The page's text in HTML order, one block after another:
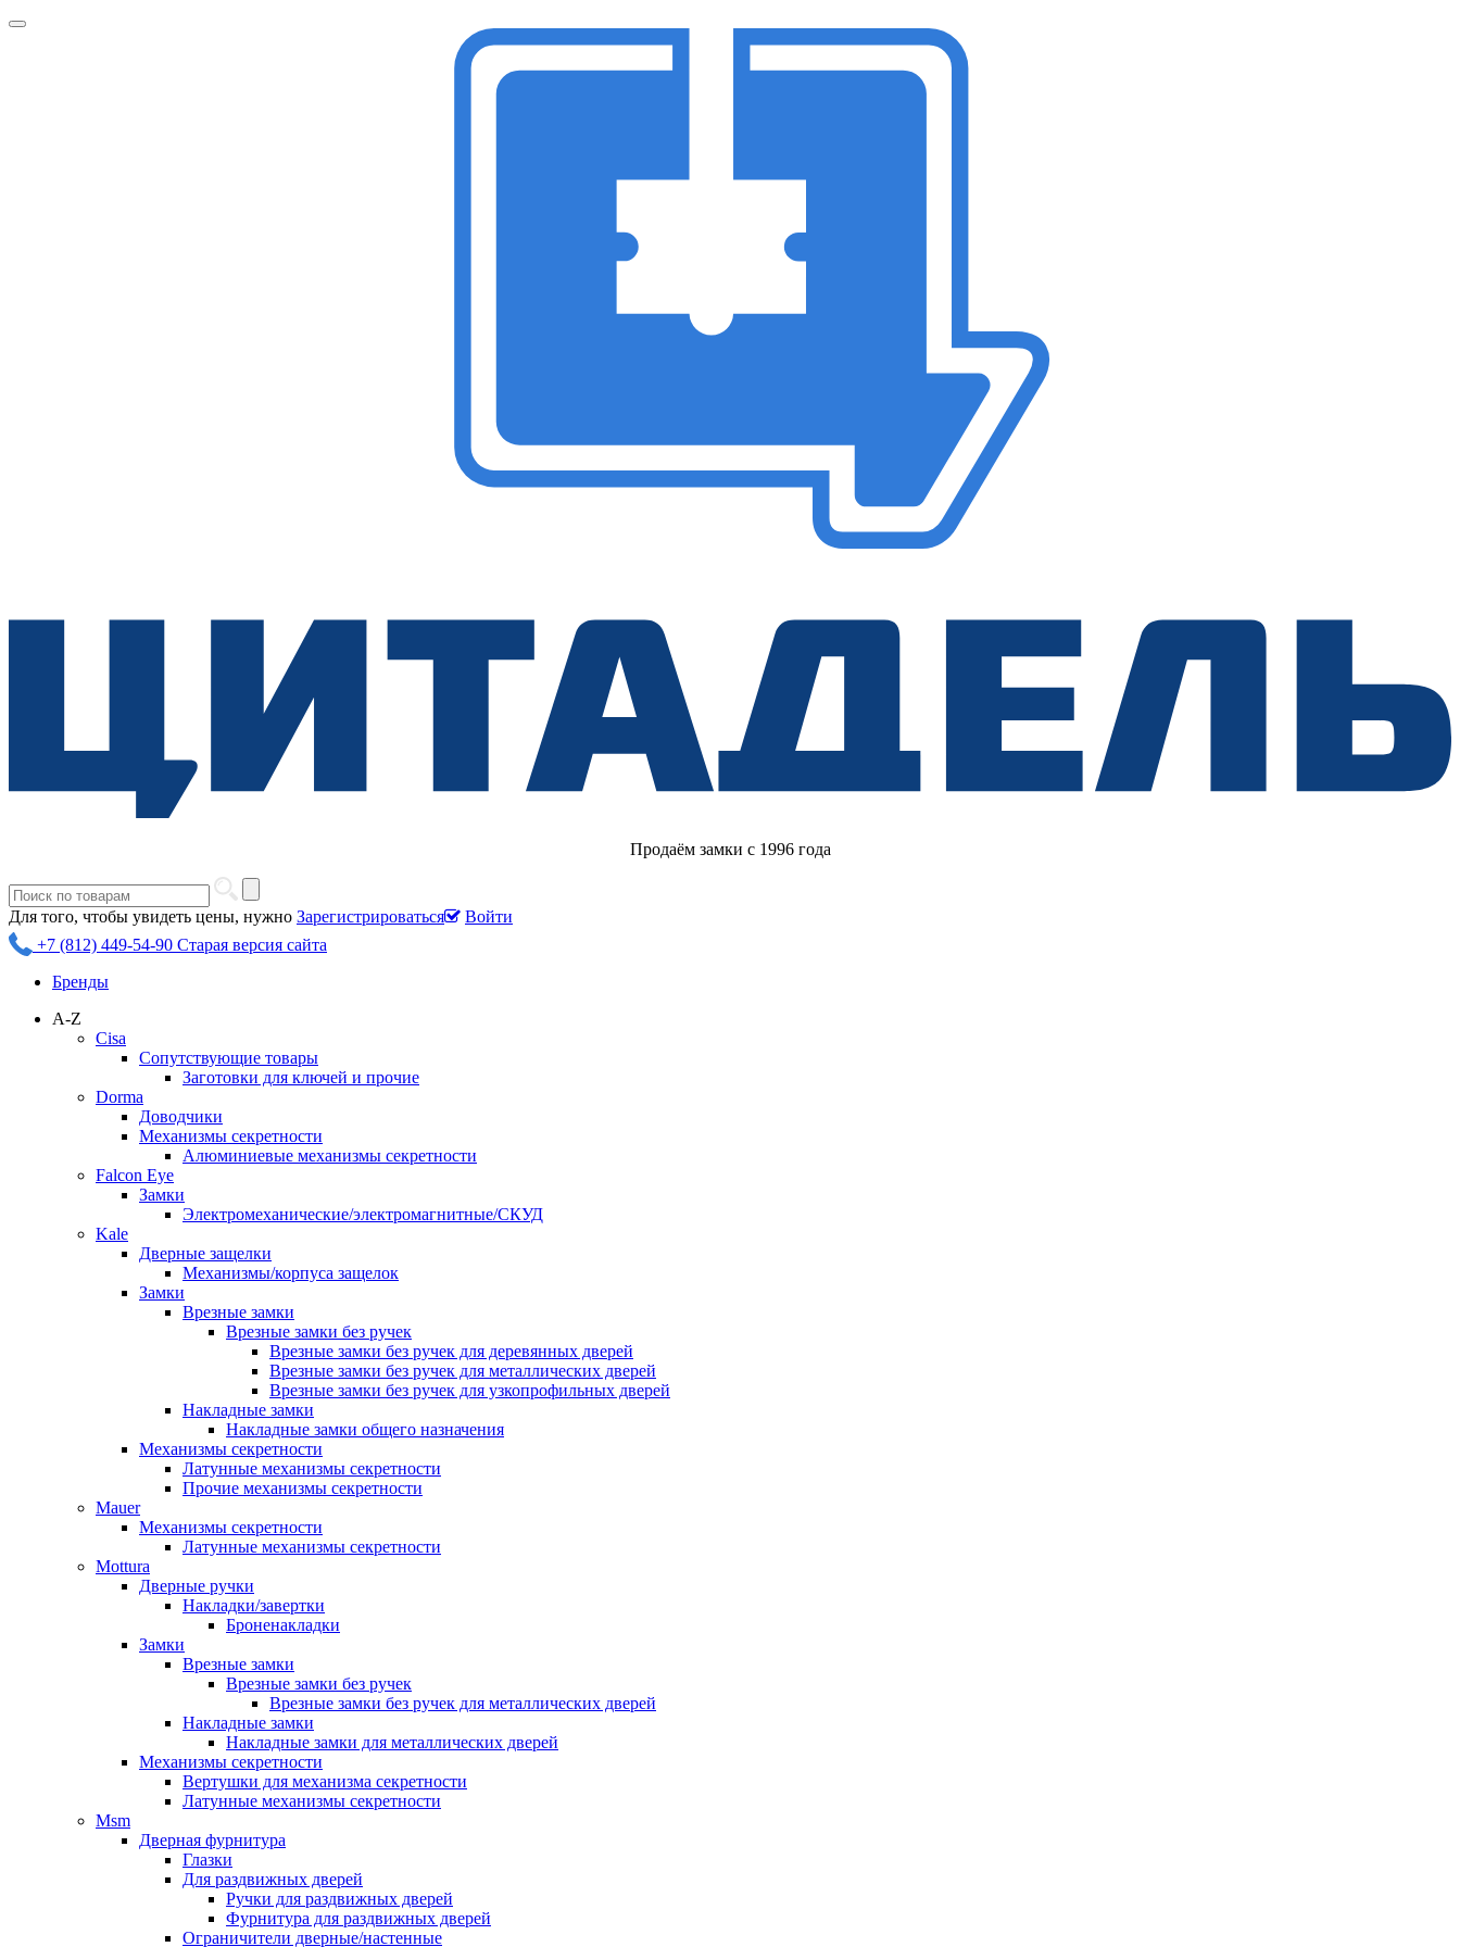
Продаём замки с 1996 года
Для того, чтобы увидеть цены, нужно Зарегистрироваться
Войти
+7 (812) 449-54-90 Старая версия сайта
Бренды
A-Z
Cisa
Сопутствующие товары
Заготовки для ключей и прочие
Dorma
Доводчики
Механизмы секретности
Алюминиевые механизмы секретности
Falcon Eye
Замки
Электромеханические/электромагнитные/СКУД
Kale
Дверные защелки
Механизмы/корпуса защелок
Замки
Врезные замки
Врезные замки без ручек
Врезные замки без ручек для деревянных дверей
Врезные замки без ручек для металлических дверей
Врезные замки без ручек для узкопрофильных дверей
Накладные замки
Накладные замки общего назначения
Механизмы секретности
Латунные механизмы секретности
Прочие механизмы секретности
Mauer
Механизмы секретности
Латунные механизмы секретности
Mottura
Дверные ручки
Накладки/завертки
Броненакладки
Замки
Врезные замки
Врезные замки без ручек
Врезные замки без ручек для металлических дверей
Накладные замки
Накладные замки для металлических дверей
Механизмы секретности
Вертушки для механизма секретности
Латунные механизмы секретности
Msm
Дверная фурнитура
Глазки
Для раздвижных дверей
Ручки для раздвижных дверей
Фурнитура для раздвижных дверей
Ограничители дверные/настенные